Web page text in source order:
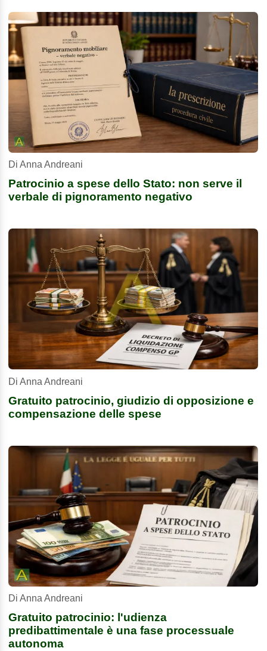
Di Anna Andreani
Patrocinio a spese dello Stato: non serve il
verbale di pignoramento negativo
Di Anna Andreani
Gratuito patrocinio, giudizio di opposizione e
compensazione delle spese
Di Anna Andreani
Gratuito patrocinio: l'udienza
predibattimentale è una fase processuale
autonoma